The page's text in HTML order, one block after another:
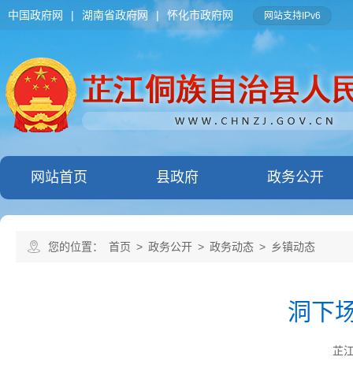
中国政府网 | 湖南省政府网 | 怀化市政府网 网站支持IPv6
网站首页 县政府 政务公开
您的位置： 首页 > 政务公开 > 政务动态 > 乡镇动态
洞下
芷